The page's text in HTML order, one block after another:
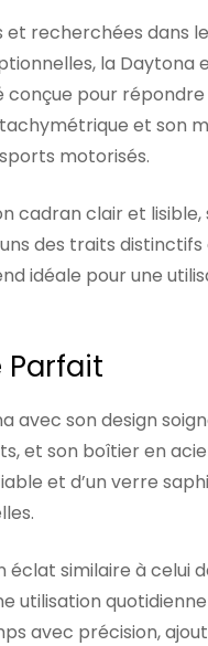
recherchées dans
la Daytona
pour
et son
motorisés.
cadran clair et lisible,
des traits
idéale pour une
Parfait
avec son design
et son boîtier en
et d’un verre
similaire à celui
avec précision,